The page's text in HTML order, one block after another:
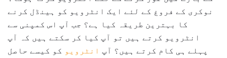
نوکری کے فروغ کے لئے ایک انٹرویو کو ہینڈل کرنے
کا بہترین طریقہ کیا ہے؟ جب آپ اس کمپنی سے
انٹرویو کرتے ہیں تو آپ کیا کر سکتے ہیں کہ آپ
پہلے ہی کام کرتے ہیں؟ آپ انٹرویو کو کیسے حاصل